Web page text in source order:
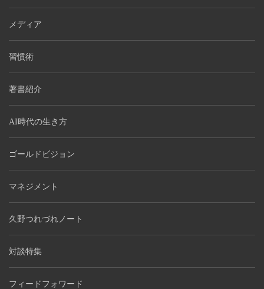
メディア
習慣術
著書紹介
AI時代の生き方
ゴールドビジョン
マネジメント
久野つれづれノート
対談特集
フィードフォワード